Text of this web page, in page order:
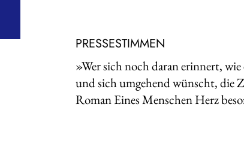
PRESSESTIMMEN
»Wer sich noch daran erinnert,
und sich umgehend wünscht, die
Roman Eines Menschen Herz